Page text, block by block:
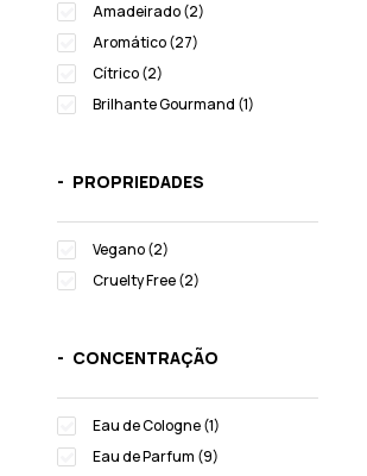
Amadeirado (2)
Aromático (27)
Cítrico (2)
Brilhante Gourmand (1)
PROPRIEDADES
Vegano (2)
Cruelty Free (2)
CONCENTRAÇÃO
Eau de Cologne (1)
Eau de Parfum (9)